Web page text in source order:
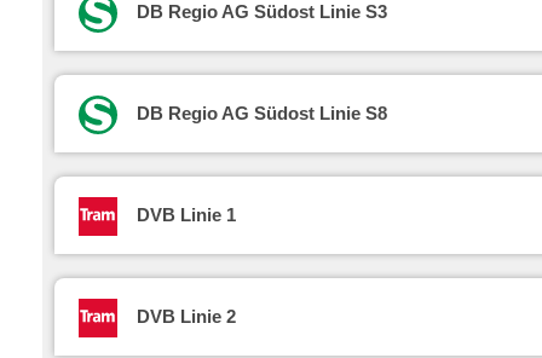
DB Regio AG Südost Linie S3
DB Regio AG Südost Linie S8
DVB Linie 1
DVB Linie 2